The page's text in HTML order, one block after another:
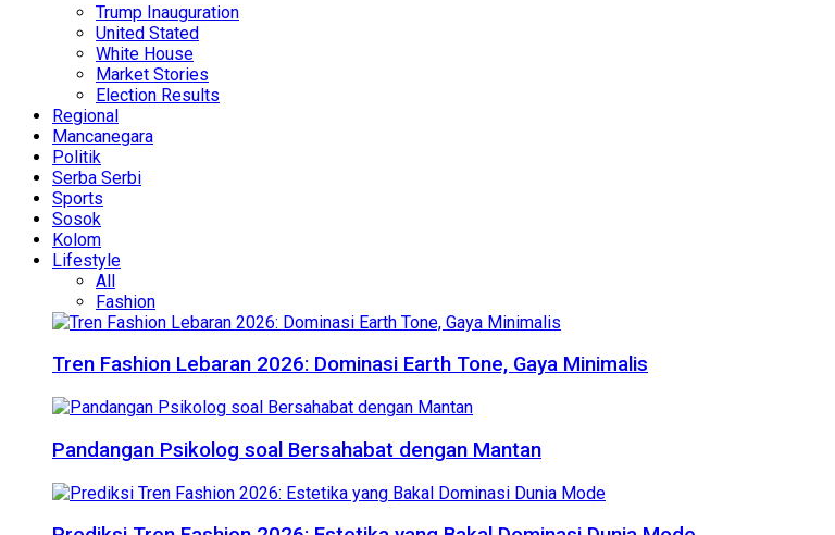
Trump Inauguration
United Stated
White House
Market Stories
Election Results
Regional
Mancanegara
Politik
Serba Serbi
Sports
Sosok
Kolom
Lifestyle
All
Fashion
Tren Fashion Lebaran 2026: Dominasi Earth Tone, Gaya Minimalis
Pandangan Psikolog soal Bersahabat dengan Mantan